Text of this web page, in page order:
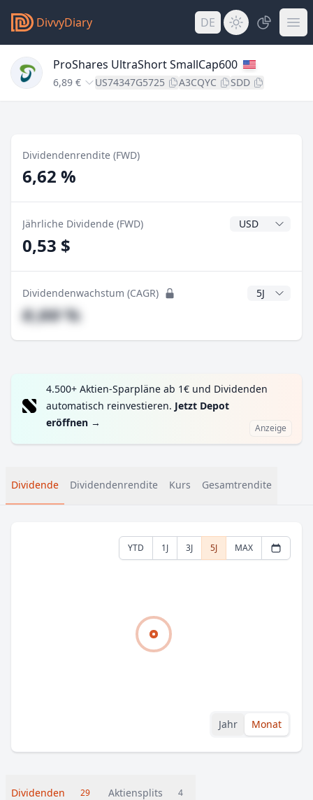
DivvyDiary DE
ProShares UltraShort SmallCap600
6,89 € US74347G5725 A3CQYC SDD
Dividendenrendite (FWD)
6,62 %
Jährliche Dividende (FWD)
0,53 $
Dividendenwachstum (CAGR) CAGR Jahre
#,## %
4.500+ Aktien-Sparpläne ab 1€ und Dividenden
automatisch reinvestieren. Jetzt Depot
eröffnen → Anzeige
Dividende Dividendenrendite Kurs Gesamtrendite
YTD 1J 3J 5J MAX
Jahr Monat
Dividenden 29 Aktiensplits 4